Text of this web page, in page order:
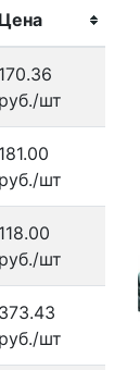
Цена
170.36
руб./шт
181.00
руб./шт
118.00
руб./шт
373.43
руб./шт